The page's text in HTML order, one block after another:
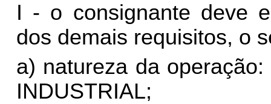
I - o consignante deve
dos demais requisitos, o
a) natureza da
INDUSTRIAL;